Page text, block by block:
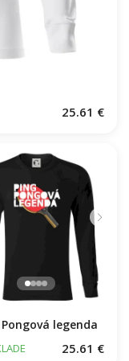
25.61 €
legenda
25.61 €